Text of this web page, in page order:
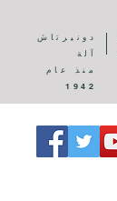
دونيرتاش
آلة
منذ عام
1942